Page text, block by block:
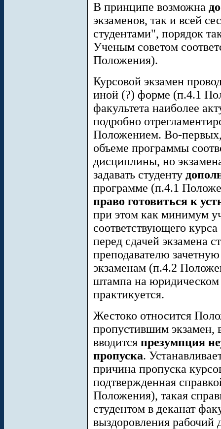
В принципе возможна
экзаменов, так и всей
студентами", порядок
Ученым советом
Положения).
Курсовой экзамен
иной (?) форме (п.4.1
факультета наиболее
подробно
Положением. Во-первых,
объеме программы
дисциплины, но
задавать студенту
программе (п.4.1
право готовиться к
при этом как минимум
соответствующего
перед сдачей экзамена
преподавателю
экзаменам (п.4.2
штампа на юридическом
практикуется.
Жестоко относится
пропустившим экзамен,
вводится презумпция
пропуска.
причина пропуска
подтвержденная
Положения), такая
студентом в деканат
выздоровления